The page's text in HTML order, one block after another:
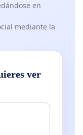
en
mediante la
ver